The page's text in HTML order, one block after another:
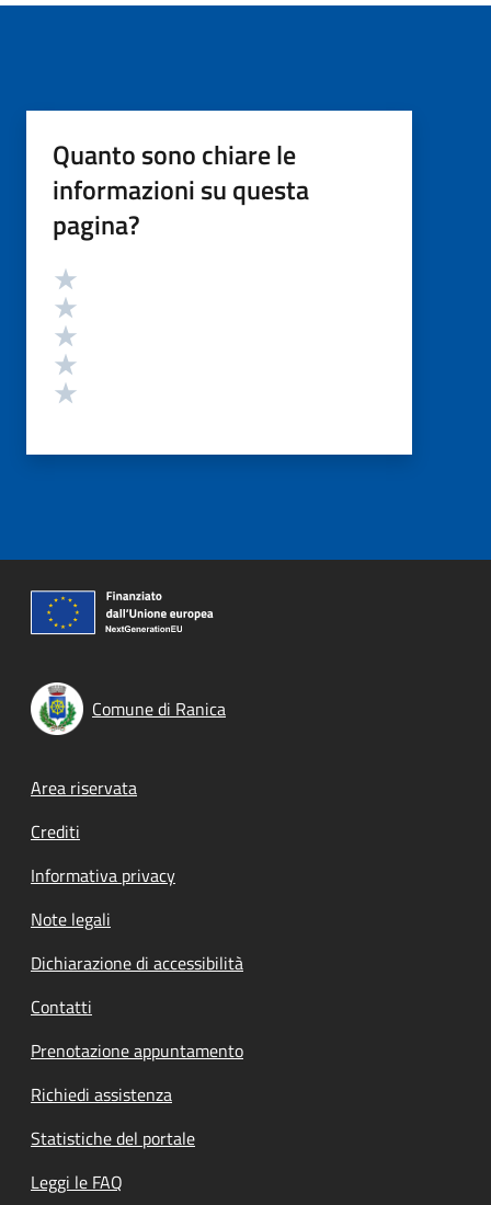
Quanto sono chiare le
informazioni su questa
pagina?
Valutazione
Comune di Ranica
Footer menu
Area riservata
Crediti
Informativa privacy
Note legali
Dichiarazione di accessibilità
Contatti
Prenotazione appuntamento
Richiedi assistenza
Statistiche del portale
Leggi le FAQ